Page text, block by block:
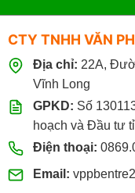
096.339.3566
CTY TNHH VĂN
Địa chỉ: 22A,
Vĩnh Long
GPKD: Số
hoạch và Đầu tư
Điện thoại:
Email: